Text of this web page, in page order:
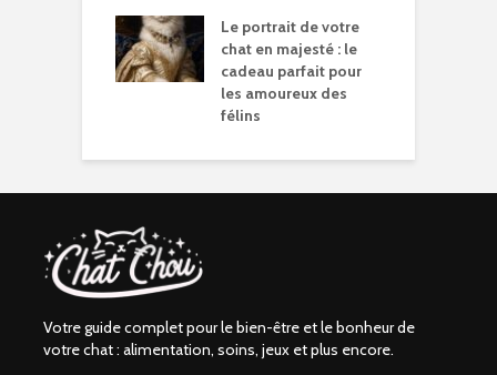
Le portrait de votre
chat en majesté : le
cadeau parfait pour
les amoureux des
félins
Votre guide complet pour le bien-être et le bonheur de
votre chat : alimentation, soins, jeux et plus encore.